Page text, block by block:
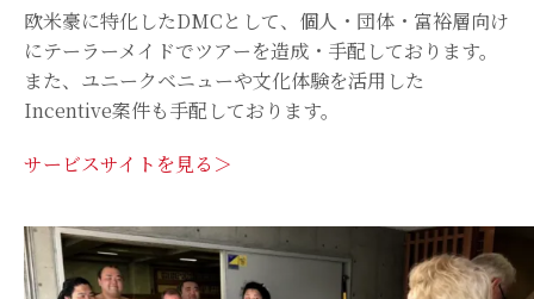
欧米豪に特化したDMCとして、個人・団体・富裕層向け
にテーラーメイドでツアーを造成・手配しております。
また、ユニークベニューや文化体験を活用した
Incentive案件も手配しております。
サービスサイトを見る＞